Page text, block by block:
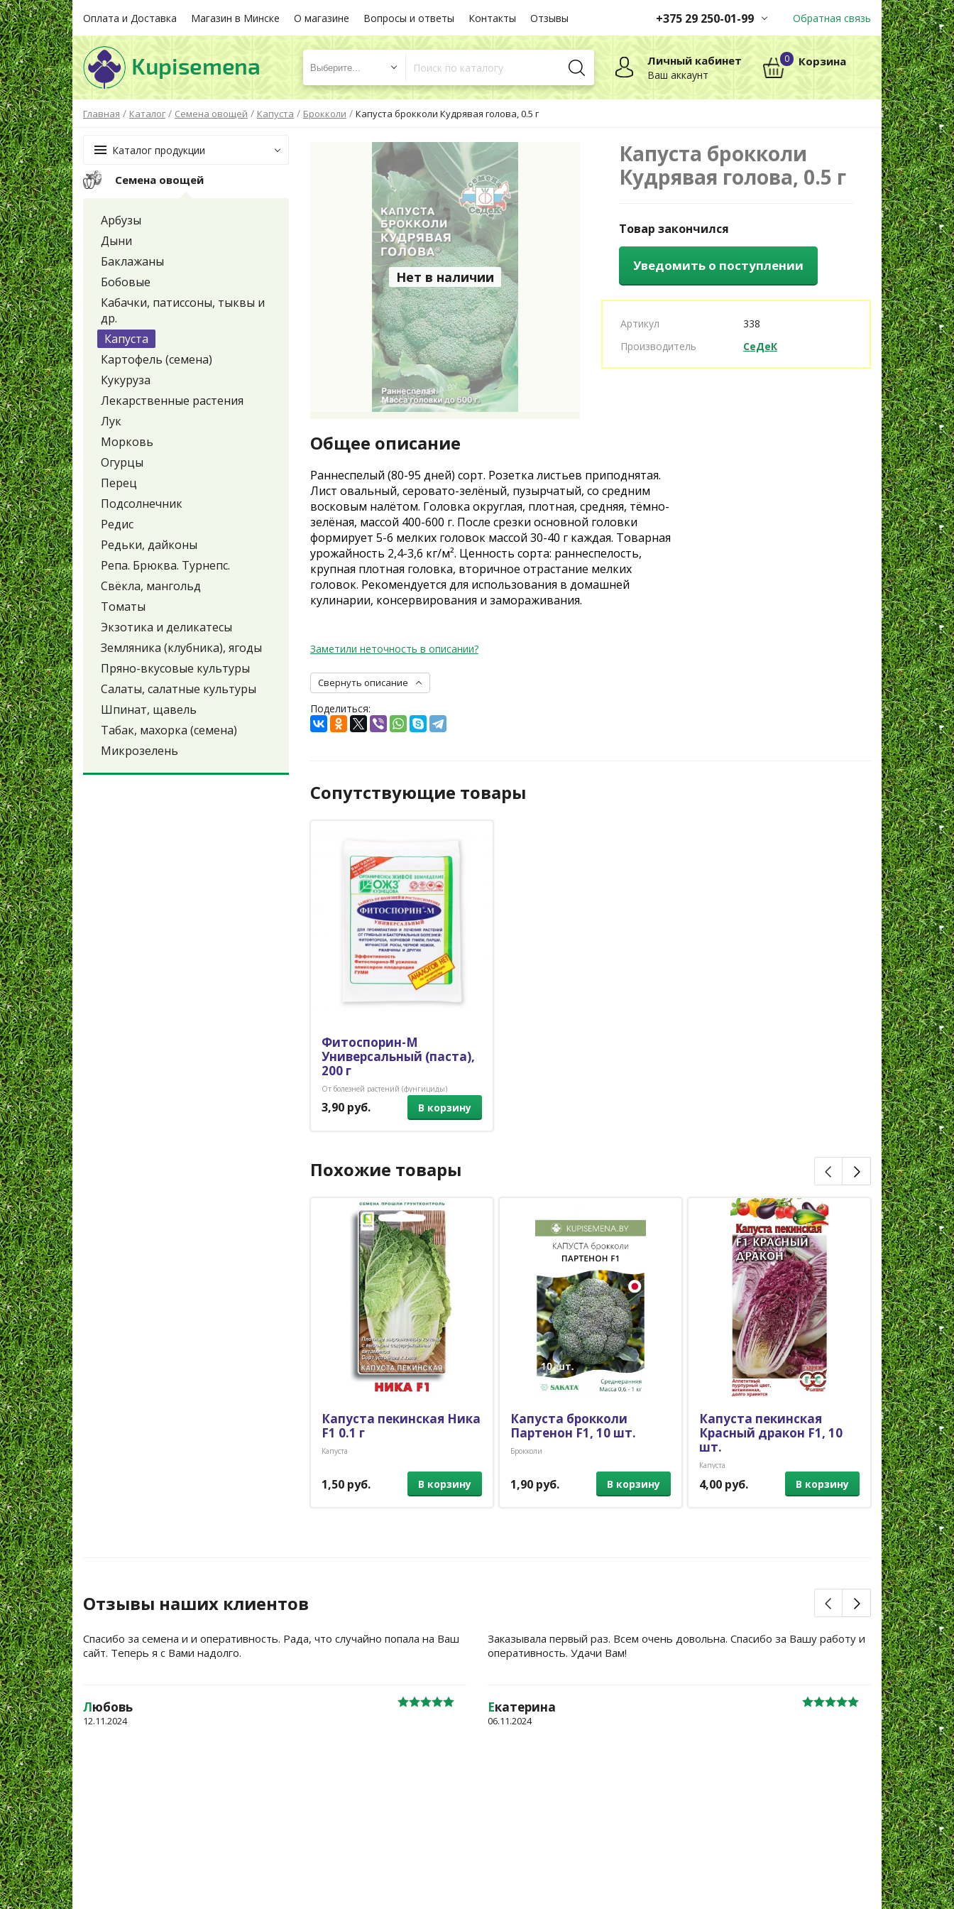
Оплата и Доставка Магазин в Минске О магазине Вопросы и ответы Контакты Отзывы +375 29 250-01-99
автоматически через корзину
круглосуточно без выходных
Обратная связь
Выберите... Личный кабинет
Ваш аккаунт
0 Корзина
Главная / Каталог / Семена овощей / Капуста / Брокколи / Капуста брокколи Кудрявая голова, 0.5 г
Каталог продукции
Семена овощей
Арбузы
Дыни
Баклажаны
Бобовые
Кабачки, патиссоны, тыквы и
др.
Капуста
Картофель (семена)
Кукуруза
Лекарственные растения
Лук
Морковь
Огурцы
Перец
Подсолнечник
Редис
Редьки, дайконы
Репа. Брюква. Турнепс.
Свёкла, мангольд
Томаты
Экзотика и деликатесы
Земляника (клубника), ягоды
Пряно-вкусовые культуры
Салаты, салатные культуры
Шпинат, щавель
Табак, махорка (семена)
Микрозелень
Нет в наличии
Капуста брокколи
Кудрявая голова, 0.5 г
Товар закончился
Уведомить о поступлении
Артикул
338
Производитель
СеДеК
Общее описание
Раннеспелый (80-95 дней) сорт. Розетка листьев приподнятая.
Лист овальный, серовато-зелёный, пузырчатый, со средним
восковым налётом. Головка округлая, плотная, средняя, тёмно-
зелёная, массой 400-600 г. После срезки основной головки
формирует 5-6 мелких головок массой 30-40 г каждая. Товарная
урожайность 2,4-3,6 кг/м². Ценность сорта: раннеспелость,
крупная плотная головка, вторичное отрастание мелких
головок. Рекомендуется для использования в домашней
кулинарии, консервирования и замораживания.
Заметили неточность в описании?
Свернуть описание
Поделиться:
Сопутствующие товары
Фитоспорин-М
Универсальный (паста),
200 г
От болезней растений (фунгициды)
3,90 руб. В корзину
Похожие товары
Капуста пекинская Ника
F1 0.1 г
Капуста
1,50 руб. В корзину
Капуста брокколи
Партенон F1, 10 шт.
Брокколи
1,90 руб. В корзину
Капуста пекинская
Красный дракон F1, 10
шт.
Капуста
4,00 руб. В корзину
Капуста
Монако
Брокколи
2,50 руб.
Отзывы наших клиентов
Спасибо за семена и и оперативность. Рада, что случайно попала на Ваш
сайт. Теперь я с Вами надолго.
Любовь
12.11.2024
Заказывала первый раз. Всем очень довольна. Спасибо за Вашу работу и
оперативность. Удачи Вам!
Екатерина
06.11.2024
Большое
уже не
Жанна
06.10.2024